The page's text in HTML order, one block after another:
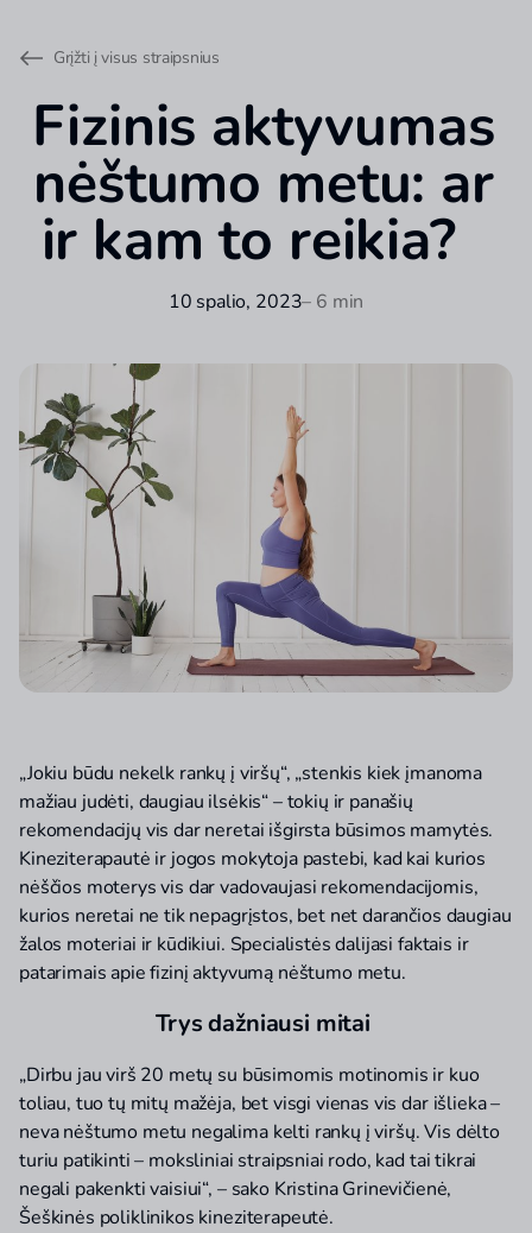
Grįžti į visus straipsnius
Fizinis aktyvumas
nėštumo metu: ar
ir kam to reikia?
10 spalio, 2023– 6 min
„Jokiu būdu nekelk rankų į viršų“, „stenkis kiek įmanoma
mažiau judėti, daugiau ilsėkis“ – tokių ir panašių
rekomendacijų vis dar neretai išgirsta būsimos mamytės.
Kineziterapautė ir jogos mokytoja pastebi, kad kai kurios
nėščios moterys vis dar vadovaujasi rekomendacijomis,
kurios neretai ne tik nepagrįstos, bet net darančios daugiau
žalos moteriai ir kūdikiui. Specialistės dalijasi faktais ir
patarimais apie fizinį aktyvumą nėštumo metu.
Trys dažniausi mitai
„Dirbu jau virš 20 metų su būsimomis motinomis ir kuo
toliau, tuo tų mitų mažėja, bet visgi vienas vis dar išlieka –
neva nėštumo metu negalima kelti rankų į viršų. Vis dėlto
turiu patikinti – moksliniai straipsniai rodo, kad tai tikrai
negali pakenkti vaisiui“, – sako Kristina Grinevičienė,
Šeškinės poliklinikos kineziterapeutė.